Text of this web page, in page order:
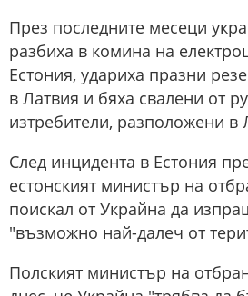
През последните месеци
разбиха в комина на
Естония, удариха празни
в Латвия и бяха свалени от
изтребители, разположени в
След инцидента в Естония
естонският министър на
поискал от Украйна да
"възможно най-далеч от
Полският министър на